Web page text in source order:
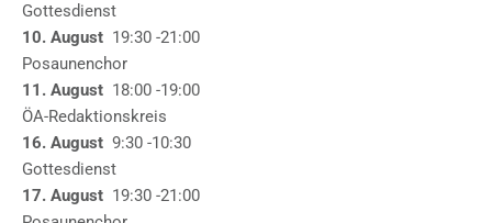
Gottesdienst
10. August 19:30 -21:00
Posaunenchor
11. August 18:00 -19:00
ÖA-Redaktionskreis
16. August 9:30 -10:30
Gottesdienst
17. August 19:30 -21:00